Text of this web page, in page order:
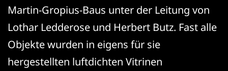
Martin-Gropius-Baus unter der Leitung von
Lothar Ledderose und Herbert Butz. Fast alle
Objekte wurden in eigens für sie
hergestellten luftdichten Vitrinen